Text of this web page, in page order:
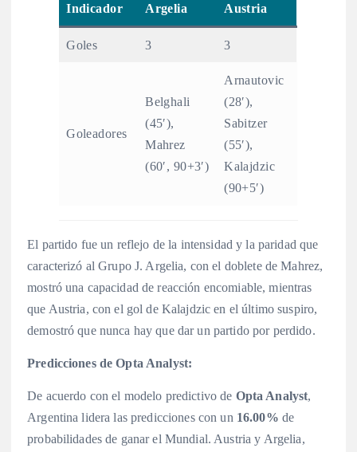
Indicador Argelia Austria
Goles 3 3
Goleadores
Belghali
(45′),
Mahrez
(60′, 90+3′)
Arnautovic
(28′),
Sabitzer
(55′),
Kalajdzic
(90+5′)
El partido fue un reflejo de la intensidad y la paridad que
caracterizó al Grupo J. Argelia, con el doblete de Mahrez,
mostró una capacidad de reacción encomiable, mientras
que Austria, con el gol de Kalajdzic en el último suspiro,
demostró que nunca hay que dar un partido por perdido.
Predicciones de Opta Analyst:
De acuerdo con el modelo predictivo de Opta Analyst,
Argentina lidera las predicciones con un 16.00% de
probabilidades de ganar el Mundial. Austria y Argelia,